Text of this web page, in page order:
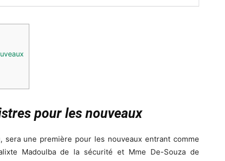
pour les nouveaux
une première pour les nouveaux entrant comme
Madoulba de la sécurité et Mme De-Souza de